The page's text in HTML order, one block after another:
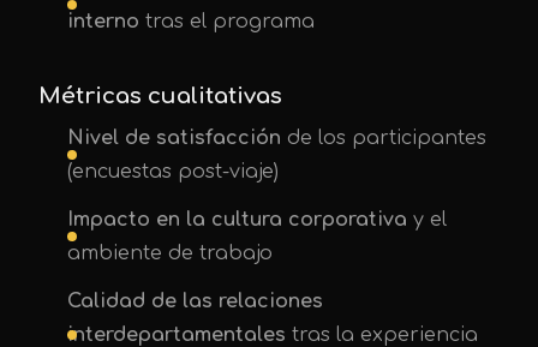
interno tras el programa
Métricas cualitativas
Nivel de satisfacción de los participantes
(encuestas post-viaje)
Impacto en la cultura corporativa y el
ambiente de trabajo
Calidad de las relaciones
interdepartamentales tras la experiencia